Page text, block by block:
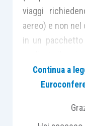
viaggi
aereo) e non
in un
Innanzitutto
Continua a